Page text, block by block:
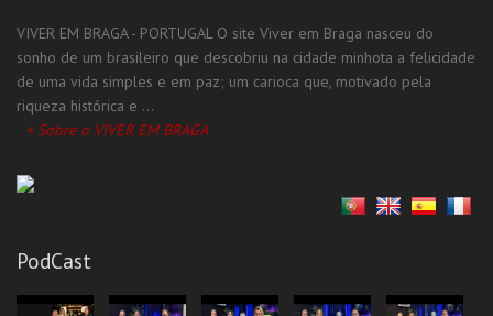
VIVER EM BRAGA - PORTUGAL O site Viver em Braga nasceu do
sonho de um brasileiro que descobriu na cidade minhota a felicidade
de uma vida simples e em paz; um carioca que, motivado pela
riqueza histórica e ...
+ Sobre o VIVER EM BRAGA
PodCast